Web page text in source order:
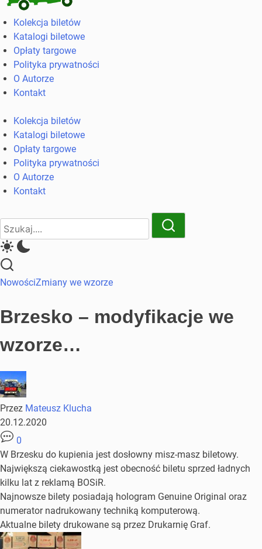
Kolekcja
biletów
komunikacji
miejskiej
kolejowych
Kolekcja biletów
Katalogi biletowe
Opłaty targowe
Polityka prywatności
O Autorze
Kontakt
Kolekcja biletów
Katalogi biletowe
Opłaty targowe
Polityka prywatności
O Autorze
Kontakt
Close
Search
Search
NowościZmiany we wzorze
Brzesko – modyfikacje we
wzorze…
Przez Mateusz Klucha
20.12.2020
0
W Brzesku do kupienia jest dosłowny misz-masz biletowy.
Największą ciekawostką jest obecność biletu sprzed ładnych
kilku lat z reklamą BOSiR.
Najnowsze bilety posiadają hologram Genuine Original oraz
numerator nadrukowany techniką komputerową.
Aktualne bilety drukowane są przez Drukarnię Graf.